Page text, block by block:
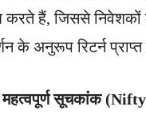
करते हैं, जिससे निवेशकों
के अनुरूप रिटर्न प्राप्त
सूचकांक (